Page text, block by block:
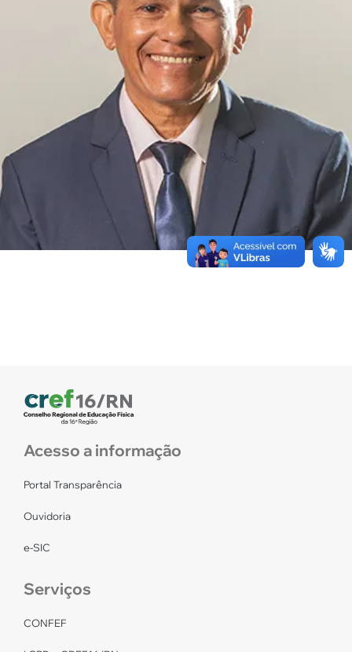
Acesso a informação
Portal Transparência
Ouvidoria
e-SIC
Serviços
CONFEF